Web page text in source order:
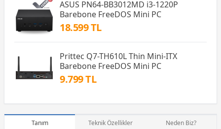
ASUS PN64-BB3012MD i3-1220P
Barebone FreeDOS Mini PC
18.599 TL
Prittec Q7-TH610L Thin Mini-ITX
Barebone FreeDOS Mini PC
9.799 TL
Tanım Teknik Özellikler Neden Biz?